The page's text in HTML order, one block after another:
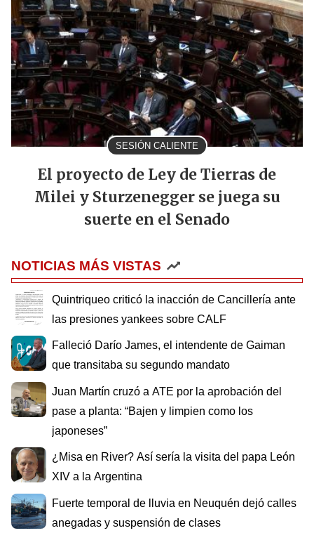
SESIÓN CALIENTE
El proyecto de Ley de Tierras de
Milei y Sturzenegger se juega su
suerte en el Senado
NOTICIAS MÁS VISTAS
Quintriqueo criticó la inacción de Cancillería ante
las presiones yankees sobre CALF
Falleció Darío James, el intendente de Gaiman
que transitaba su segundo mandato
Juan Martín cruzó a ATE por la aprobación del
pase a planta: “Bajen y limpien como los
japoneses”
¿Misa en River? Así sería la visita del papa León
XIV a la Argentina
Fuerte temporal de lluvia en Neuquén dejó calles
anegadas y suspensión de clases